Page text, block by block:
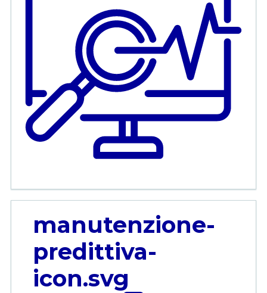
manutenzione-
predittiva-
icon.svg